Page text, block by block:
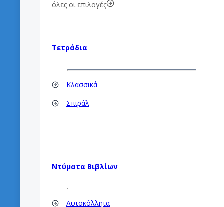
όλες οι επιλογές
Τετράδια
Κλασσικά
Σπιράλ
Ντύματα Βιβλίων
Αυτοκόλλητα